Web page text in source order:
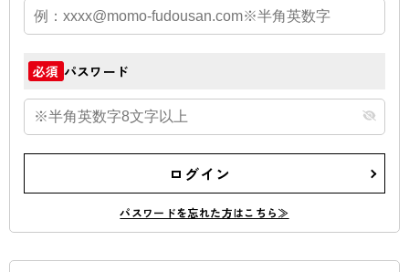
必須 パスワード
ログイン
パスワードを忘れた方はこちら≫